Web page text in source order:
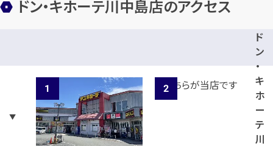
ドン・キホーテ川中島店のアクセス
ド
ン
・
キ
ホ
ー
テ
川